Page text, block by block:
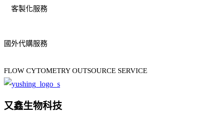
客製化服務
國外代購服務
FLOW CYTOMETRY OUTSOURCE SERVICE
又鑫生物科技